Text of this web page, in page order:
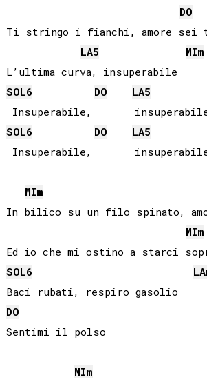
DO
Ti stringo i fianchi, amore sei
LA5 MIm
SOL6 DO LA5
SOL6 DO LA5
Insuperabile,
MIm
In bilico su un filo spinato,
MIm
SOL6 LA
DO
Sentimi il polso
MIm